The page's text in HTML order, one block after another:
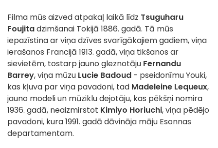
Filma mūs aizved atpakaļ laikā līdz Tsuguharu
Foujitadzimšanai Tokijā 1886. gadā. Tā mūs
iepazīstina ar viņa dzīves svarīgākajiem gadiem, viņa
ierašanos Francijā 1913. gadā, viņa tikšanos ar
sievietēm, tostarp jauno gleznotāju Fernandu
Barrey, viņa mūzu Lucie Badoud - pseidonīmu Youki,
kas kļuva par viņa pavadoni, tad Madeleine Lequeux,
jauno modeli un mūziklu dejotāju, kas pēkšņi nomira
1936. gadā, neaizmirstot Kimiyo Horiuchi, viņa pēdējo
pavadoni, kura 1991. gadā dāvināja māju Esonnas
departamentam.